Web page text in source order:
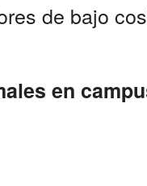
de bajo
en